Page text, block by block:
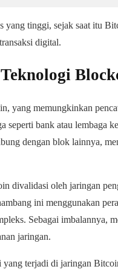
tinggi, sejak saat itu
digital.
yang memungkinkan
seperti bank atau lembaga
dengan blok lainnya,
divalidasi oleh jaringan
ini menggunakan
Sebagai imbalannya,
jaringan.
yang terjadi di jaringan